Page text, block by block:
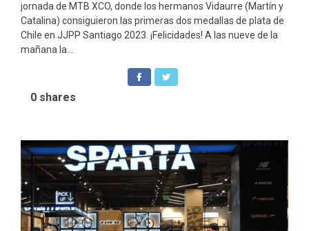
jornada de MTB XCO, donde los hermanos Vidaurre (Martín y
Catalina) consiguieron las primeras dos medallas de plata de
Chile en JJPP Santiago 2023. ¡Felicidades! A las nueve de la
mañana la...
0 shares